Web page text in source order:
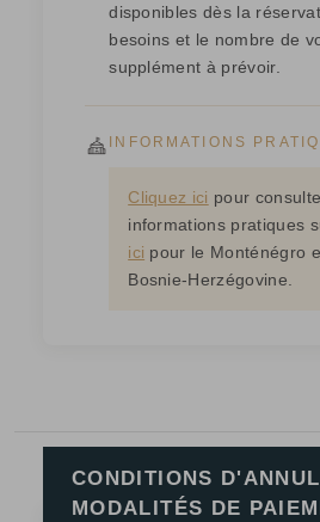
disponibles dès la
besoins et le nombre de
supplément à prévoir.
INFORMATIONS
Cliquez ici pour
informations pratiques
ici pour le Monténégro
Bosnie-Herzégovine.
CONDITIONS
MODALITÉS DE